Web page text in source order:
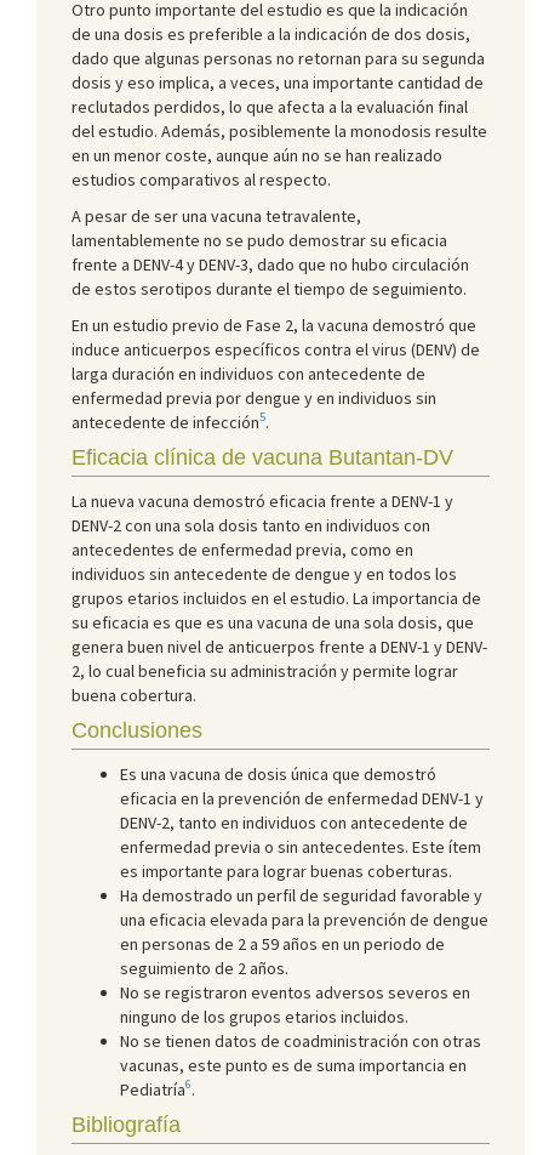
Otro punto importante del estudio es que la indicación
de una dosis es preferible a la indicación de dos dosis,
dado que algunas personas no retornan para su segunda
dosis y eso implica, a veces, una importante cantidad de
reclutados perdidos, lo que afecta a la evaluación final
del estudio. Además, posiblemente la monodosis resulte
en un menor coste, aunque aún no se han realizado
estudios comparativos al respecto.
A pesar de ser una vacuna tetravalente,
lamentablemente no se pudo demostrar su eficacia
frente a DENV-4 y DENV-3, dado que no hubo circulación
de estos serotipos durante el tiempo de seguimiento.
En un estudio previo de Fase 2, la vacuna demostró que
induce anticuerpos específicos contra el virus (DENV) de
larga duración en individuos con antecedente de
enfermedad previa por dengue y en individuos sin
antecedente de infección5.
Eficacia clínica de vacuna Butantan-DV
La nueva vacuna demostró eficacia frente a DENV-1 y
DENV-2 con una sola dosis tanto en individuos con
antecedentes de enfermedad previa, como en
individuos sin antecedente de dengue y en todos los
grupos etarios incluidos en el estudio. La importancia de
su eficacia es que es una vacuna de una sola dosis, que
genera buen nivel de anticuerpos frente a DENV-1 y DENV-
2, lo cual beneficia su administración y permite lograr
buena cobertura.
Conclusiones
Es una vacuna de dosis única que demostró
eficacia en la prevención de enfermedad DENV-1 y
DENV-2, tanto en individuos con antecedente de
enfermedad previa o sin antecedentes. Este ítem
es importante para lograr buenas coberturas.
Ha demostrado un perfil de seguridad favorable y
una eficacia elevada para la prevención de dengue
en personas de 2 a 59 años en un periodo de
seguimiento de 2 años.
No se registraron eventos adversos severos en
ninguno de los grupos etarios incluidos.
No se tienen datos de coadministración con otras
vacunas, este punto es de suma importancia en
Pediatría6.
Bibliografía